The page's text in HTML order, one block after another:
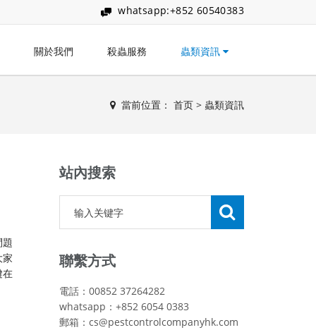
whatsapp:+852 60540383
關於我們 殺蟲服務 蟲類資訊
當前位置： 首页 > 蟲類資訊
在
站內搜索
聯繫方式
電話：00852 37264282
whatsapp：+852 6054 0383
郵箱：cs@pestcontrolcompanyhk.com